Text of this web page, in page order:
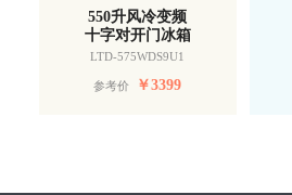
550升风冷变频
十字对开门冰箱
LTD-575WDS9U1
参考价 ￥3399